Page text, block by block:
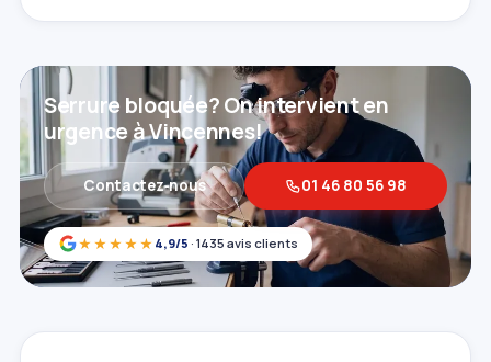
★★★★★ 4,9/5 · 1435 avis clients
Serrure bloquée? On intervient en
urgence à Vincennes!
Contactez‑nous 01 46 80 56 98